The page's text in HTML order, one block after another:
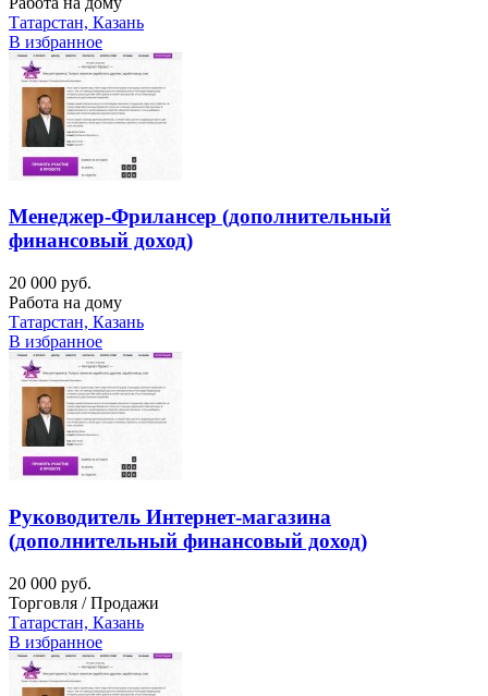
Татарстан, Казань
В избранное
Менеджер-Фрилансер (дополнительный
финансовый доход)
20 000 руб.
Работа на дому
Татарстан, Казань
В избранное
Руководитель Интернет-магазина
(дополнительный финансовый доход)
20 000 руб.
Торговля / Продажи
Татарстан, Казань
В избранное